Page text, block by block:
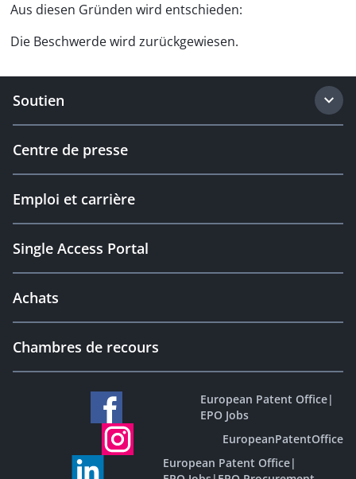
Aus diesen Gründen wird entschieden:
Die Beschwerde wird zurückgewiesen.
Soutien
Centre de presse
Emploi et carrière
Single Access Portal
Achats
Chambres de recours
European Patent Office|
EPO Jobs
EuropeanPatentOffice
European Patent Office|